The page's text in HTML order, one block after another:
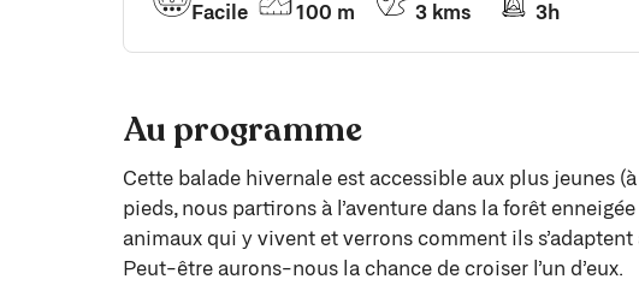
Facile
100 m
3 kms
3h
Au programme
Cette balade hivernale est accessible aux plus jeunes
pieds, nous partirons à l’aventure dans la forêt
animaux qui y vivent et verrons comment ils
Peut-être aurons-nous la chance de croiser l’un d’eux.